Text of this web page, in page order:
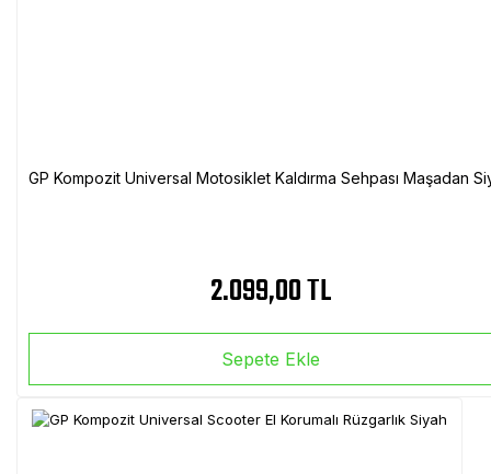
GP Kompozit Universal Motosiklet Kaldırma Sehpası Maşadan
2.099,00 TL
Sepete Ekle